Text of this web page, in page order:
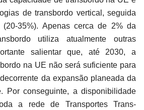
de transbordo vertical, seguida
35%). Apenas cerca de 2% da
utiliza atualmente outras
salientar que, até 2030, a
na UE não será suficiente para
da expansão planeada da
Por conseguinte, a disponibilidade
a rede de Transportes Trans-